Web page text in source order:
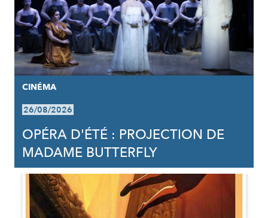
CINÉMA
26/08/2026
OPÉRA D'ÉTÉ : PROJECTION DE
MADAME BUTTERFLY